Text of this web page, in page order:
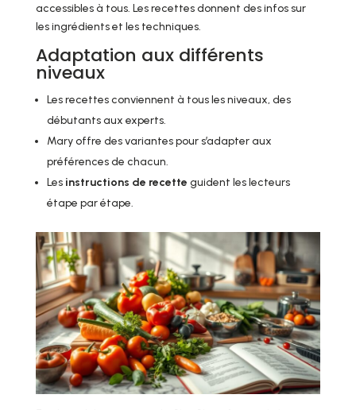
accessibles à tous. Les recettes donnent des infos sur
les ingrédients et les techniques.
Adaptation aux différents
niveaux
Les recettes conviennent à tous les niveaux, des
débutants aux experts.
Mary offre des variantes pour s’adapter aux
préférences de chacun.
Les instructions de recette guident les lecteurs
étape par étape.